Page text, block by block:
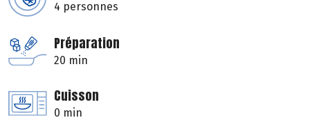
4 personnes
Préparation
20 min
Cuisson
0 min